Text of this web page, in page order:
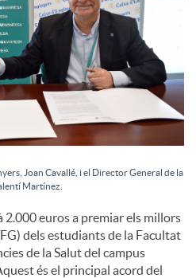
Joan Cavallé, i el Director General de la
Martínez.
2.000 euros a premiar els millors
dels estudiants de la Facultat
de la Salut del campus
és el principal acord del